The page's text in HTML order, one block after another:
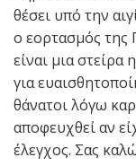
θέσει υπό την
ο εορτασμός της
είναι μια
για
θάνατοι λόγω
αποφευχθεί αν
έλεγχος. Σας